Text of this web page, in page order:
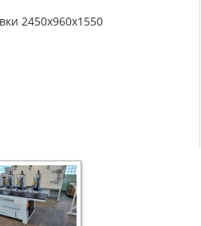
2450x960x1550